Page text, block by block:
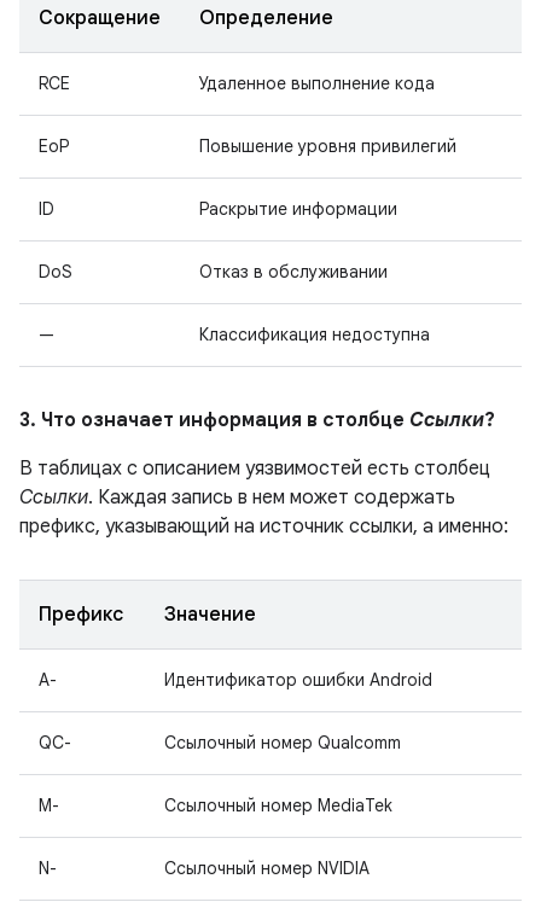
Сокращение Определение
RCE Удаленное выполнение кода
EoP Повышение уровня привилегий
ID Раскрытие информации
DoS Отказ в обслуживании
— Классификация недоступна
3. Что означает информация в столбце Ссылки?
В таблицах с описанием уязвимостей есть столбец
Ссылки. Каждая запись в нем может содержать
префикс, указывающий на источник ссылки, а именно:
Префикс Значение
A- Идентификатор ошибки Android
QC- Ссылочный номер Qualcomm
M- Ссылочный номер MediaTek
N- Ссылочный номер NVIDIA